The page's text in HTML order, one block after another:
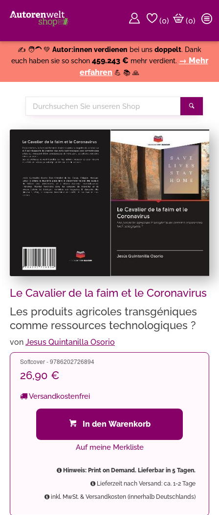
(0)
(0)
✍️ 🧑‍🦱 💚 Autor:innen verdienen bei uns doppelt. Dank
euch haben sie so schon 459.243 € mehr verdient. → Mehr
erfahren 💪 📚 🙏
Durchsuchen
Sie
Le Cavalier de la faim et le Coronavirus
Les produits agricoles transgéniques
comme ressources technologiques ?
von Jesus Quintanilla Osorio
Softcover - 9786202726894
26,90 €
Versandkostenfrei
In den Warenkorb
Auf meine Merkliste
Hinweis: Print on Demand. Lieferbar in 5 Tagen.
Lieferzeit nach Versand: ca. 1-2 Tage
inkl. MwSt. & Versandkosten (innerhalb Deutschlands)